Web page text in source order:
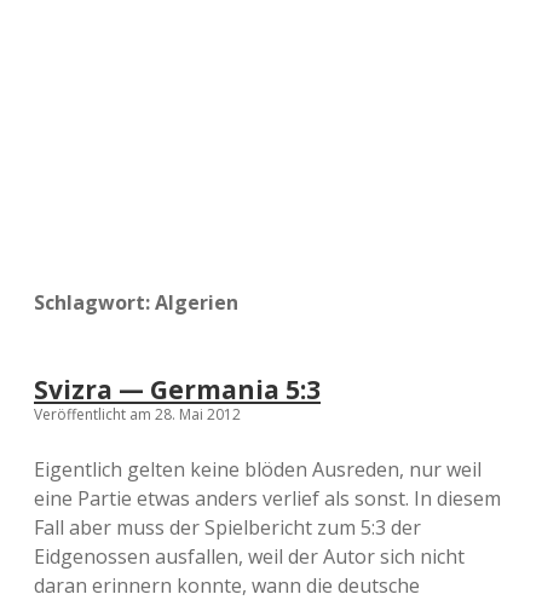
Schlagwort:Algerien
Svizra — Germania 5:3
Veröffentlicht am 28. Mai 2012
Eigentlich gelten keine blöden Ausreden, nur weil
eine Partie etwas anders verlief als sonst. In diesem
Fall aber muss der Spielbericht zum 5:3 der
Eidgenossen ausfallen, weil der Autor sich nicht
daran erinnern konnte, wann die deutsche